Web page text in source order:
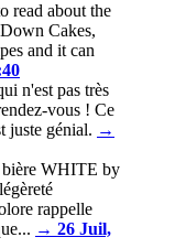
read about the
Cakes,
and it can
n'est pas très
vous ! Ce
juste génial. →
bière WHITE by
rappelle
→ 26 Juil,